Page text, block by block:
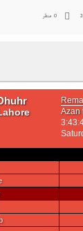
0 منظر